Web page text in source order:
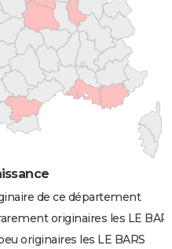
de ce département
originaires les LE
originaires les LE BARS